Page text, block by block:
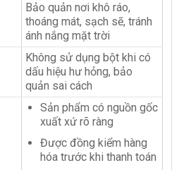
Bảo quản nơi khô ráo,
thoáng mát, sạch sẽ, tránh
ánh nắng mặt trời
Không sử dụng bột khi có
dấu hiệu hư hỏng, bảo
quản sai cách
Sản phẩm có nguồn gốc
xuất xứ rõ ràng
Được đồng kiểm hàng
hóa trước khi thanh toán